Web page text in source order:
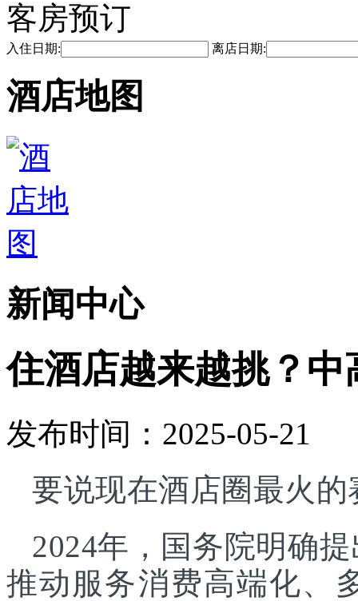
客房预订
入住日期: 离店日期:
酒店地图
新闻中心
住酒店越来越挑？
发布时间：2025-05-21
要说现在酒店圈最火
2024年，国务院明确
推动服务消费高端化、